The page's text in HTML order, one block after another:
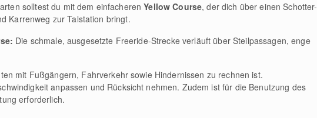
solltest du mit dem einfacherenYellow Course, der dich über einen Schotter-
Karrenweg zur Talstation bringt.
Die schmale, ausgesetzte Freeride-Strecke verläuft über Steilpassagen, enge
mit Fußgängern, Fahrverkehr sowie Hindernissen zu rechnen ist.
anpassen und Rücksicht nehmen. Zudem ist für die Benutzung des
erforderlich.